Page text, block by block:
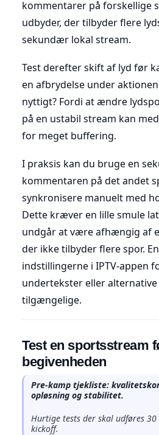
kommentarer på forskellige
udbyder, der tilbyder flere
sekundær lokal stream.
Test derefter skift af lyd før
en afbrydelse under
nyttigt? Fordi at ændre
på en ustabil stream kan
for meget buffering.
I praksis kan du bruge en
kommentaren på det andet
synkronisere manuelt med
Dette kræver en lille smule
undgår at være afhængig af
der ikke tilbyder flere spor.
indstillingerne i IPTV-appen
undertekster eller
tilgængelige.
Test en sportsstream
begivenheden
Pre-kamp tjekliste:
opløsning og stabilitet.
Hurtige tests der skal udføres
kickoff.